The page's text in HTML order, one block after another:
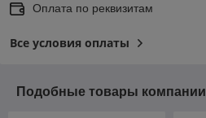
Оплата по реквизитам
Все условия оплаты
Подобные товары компании